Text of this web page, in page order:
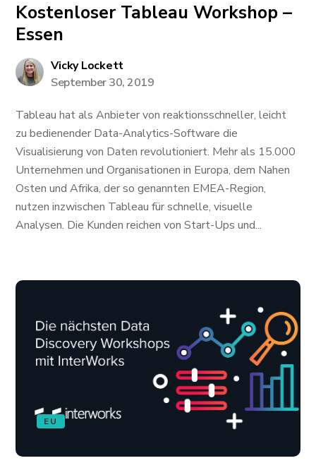
Kostenloser Tableau Workshop –
Essen
Vicky Lockett
September 30, 2019
Tableau hat als Anbieter von reaktionsschneller, leicht
zu bedienender Data-Analytics-Software die
Visualisierung von Daten revolutioniert. Mehr als 15.000
Unternehmen und Organisationen in Europa, dem Nahen
Osten und Afrika, der so genannten EMEA-Region,
nutzen inzwischen Tableau für schnelle, visuelle
Analysen. Die Kunden reichen von Start-Ups und...
EU